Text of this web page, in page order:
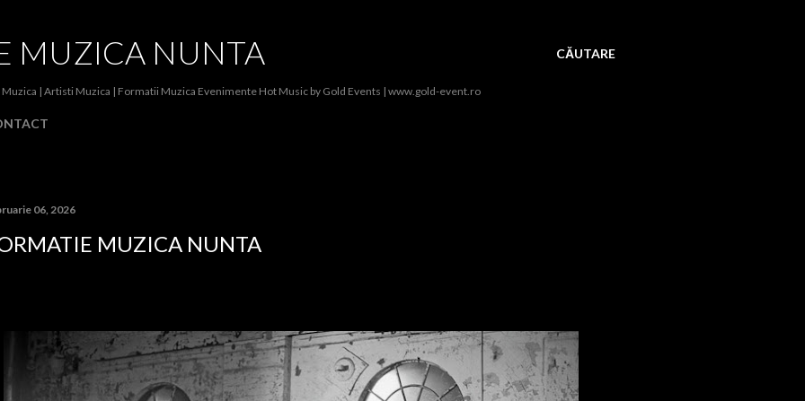
CĂUTARE
MUZICA NUNTA
| Artisti Muzica | Formatii Muzica Evenimente Hot Music by Gold Events | www.gold-event.ro
06, 2026
MUZICA NUNTA